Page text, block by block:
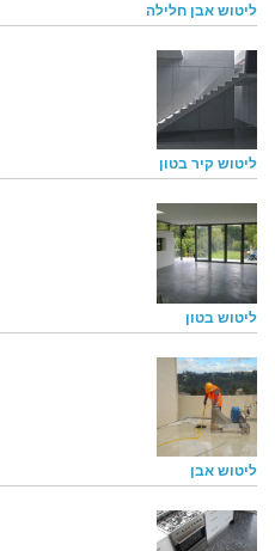
ליטוש אבן חלילה
ליטוש קיר בטון
ליטוש בטון
ליטוש אבן